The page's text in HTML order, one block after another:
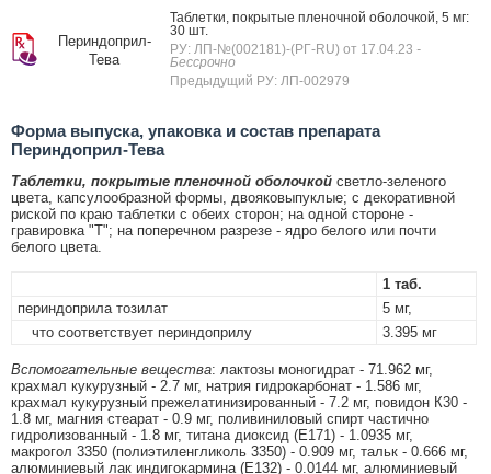
Периндоприл-
Тева
Таблетки, покрытые пленочной оболочкой, 5 мг:
30 шт.
РУ: ЛП-№(002181)-(РГ-RU) от 17.04.23 -
Бессрочно
Предыдущий РУ: ЛП-002979
Форма выпуска, упаковка и состав препарата
Периндоприл-Тева
Таблетки, покрытые пленочной оболочкой светло-зеленого
цвета, капсулообразной формы, двояковыпуклые; с декоративной
риской по краю таблетки с обеих сторон; на одной стороне -
гравировка "Т"; на поперечном разрезе - ядро белого или почти
белого цвета.
1 таб.
периндоприла тозилат
5 мг,
что соответствует периндоприлу
3.395 мг
Вспомогательные вещества: лактозы моногидрат - 71.962 мг,
крахмал кукурузный - 2.7 мг, натрия гидрокарбонат - 1.586 мг,
крахмал кукурузный прежелатинизированный - 7.2 мг, повидон К30 -
1.8 мг, магния стеарат - 0.9 мг, поливиниловый спирт частично
гидролизованный - 1.8 мг, титана диоксид (Е171) - 1.0935 мг,
макрогол 3350 (полиэтиленгликоль 3350) - 0.909 мг, тальк - 0.666 мг,
алюминиевый лак индигокармина (Е132) - 0.0144 мг, алюминиевый